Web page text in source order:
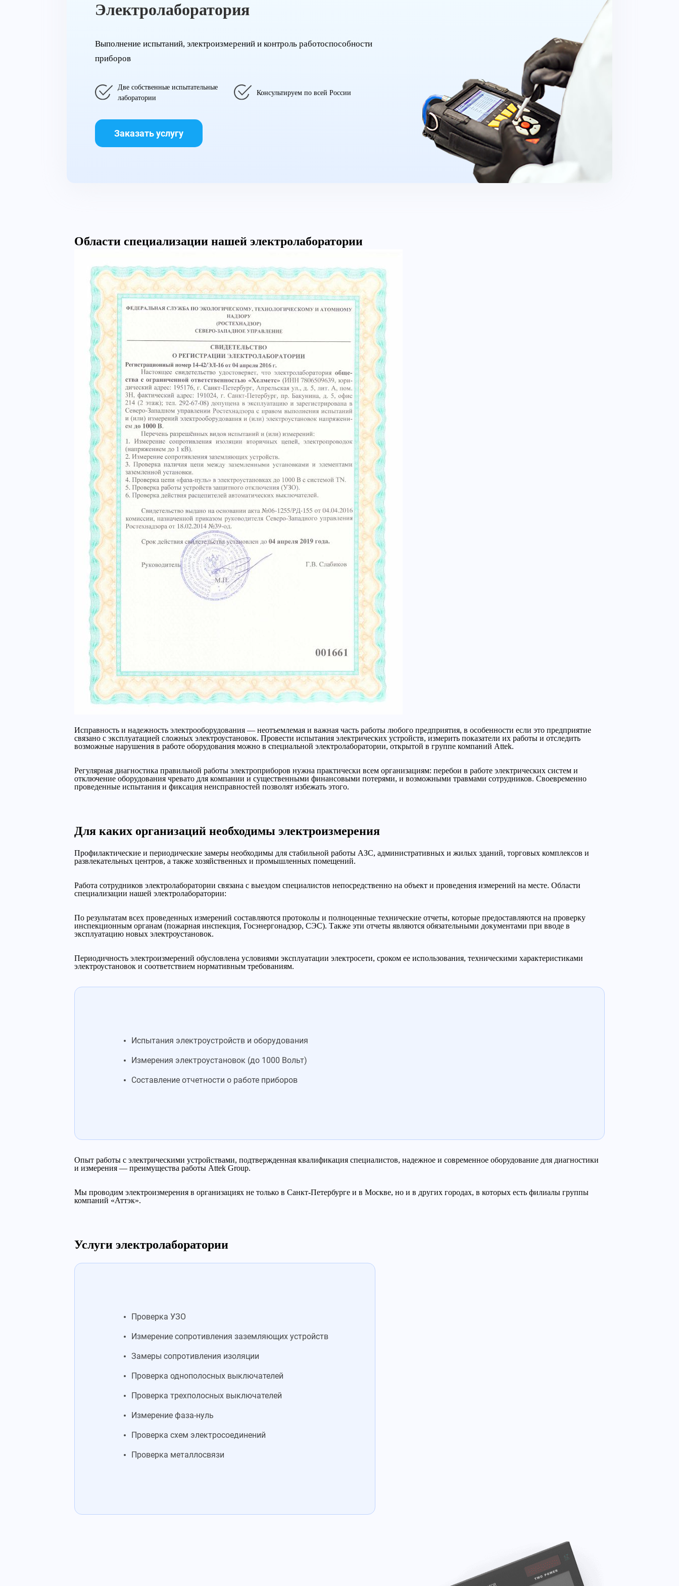
Электролаборатория
Выполнение испытаний, электроизмерений и контроль работоспособности
приборов
Две собственные испытательные
лаборатории
Консультируем по всей России
Заказать услугу
Области специализации нашей электролаборатории
Исправность и надежность электрооборудования — неотъемлемая и важная часть работы любого предприятия, в особенности если это предприятие
связано с эксплуатацией сложных электроустановок. Провести испытания электрических устройств, измерить показатели их работы и отследить
возможные нарушения в работе оборудования можно в специальной электролаборатории, открытой в группе компаний Attek.
Регулярная диагностика правильной работы электроприборов нужна практически всем организациям: перебои в работе электрических систем и
отключение оборудования чревато для компании и существенными финансовыми потерями, и возможными травмами сотрудников. Своевременно
проведенные испытания и фиксация неисправностей позволят избежать этого.
Для каких организаций необходимы электроизмерения
Профилактические и периодические замеры необходимы для стабильной работы АЗС, административных и жилых зданий, торговых комплексов и
развлекательных центров, а также хозяйственных и промышленных помещений.
Работа сотрудников электролаборатории связана с выездом специалистов непосредственно на объект и проведения измерений на месте. Области
специализации нашей электролаборатории:
По результатам всех проведенных измерений составляются протоколы и полноценные технические отчеты, которые предоставляются на проверку
инспекционным органам (пожарная инспекция, Госэнергонадзор, СЭС). Также эти отчеты являются обязательными документами при вводе в
эксплуатацию новых электроустановок.
Периодичность электроизмерений обусловлена условиями эксплуатации электросети, сроком ее использования, техническими характеристиками
электроустановок и соответствием нормативным требованиям.
Испытания электроустройств и оборудования
Измерения электроустановок (до 1000 Вольт)
Составление отчетности о работе приборов
Опыт работы с электрическими устройствами, подтвержденная квалификация специалистов, надежное и современное оборудование для диагностики
и измерения — преимущества работы Attek Group.
Мы проводим электроизмерения в организациях не только в Санкт-Петербурге и в Москве, но и в других городах, в которых есть филиалы группы
компаний «Аттэк».
Услуги электролаборатории
Проверка УЗО
Измерение сопротивления заземляющих устройств
Замеры сопротивления изоляции
Проверка однополосных выключателей
Проверка трехполосных выключателей
Измерение фаза-нуль
Проверка схем электросоединений
Проверка металлосвязи